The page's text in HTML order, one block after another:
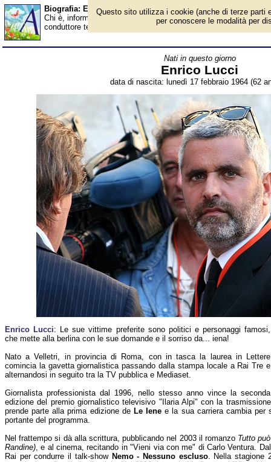
Biografia: Enrico Lucci - età - Almanacco
Chi è, informazioni, foto, qual è la data di nascita, età, dove è
conduttore televisivo italiano. Breve biografia. Voce
Nati in questo giorno
Enrico Lucci
data di nascita: lunedì 17 febbraio 1964 (62
Enrico Lucci: Le sue vittime preferite sono politici e personaggi famosi,
che mette alla berlina con le sue domande e il sorriso da... iena!
Nato a Velletri, in provincia di Roma, con in tasca la laurea in Lettere
comincia la gavetta giornalistica passando dalla stampa locale a Rai Tre e
alternandosi in seguito tra la TV pubblica e Mediaset.
Giornalista professionista dal 1996, nello stesso anno vince la seconda
edizione del premio giornalistico televisivo "Ilaria Alpi" con la
prende parte alla prima edizione de Le Iene e la sua carriera cambia per
portante del programma.
Nel frattempo si dà alla scrittura, pubblicando nel 2003 il romanzo Tutto
Randine), e al cinema, recitando in "Vieni via con me" di Carlo Ventura.
Rai per condurre il talk-show Nemo - Nessuno escluso. Nella stagione
Questo sito utilizza i cookie (anche di terze parti
per conoscere le modalità per